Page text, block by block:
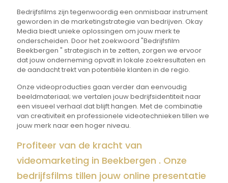
Bedrijfsfilms zijn tegenwoordig een onmisbaar instrument
geworden in de marketingstrategie van bedrijven. Okay
Media biedt unieke oplossingen om jouw merk te
onderscheiden. Door het zoekwoord "Bedrijfsfilm
Beekbergen " strategisch in te zetten, zorgen we ervoor
dat jouw onderneming opvalt in lokale zoekresultaten en
de aandacht trekt van potentiële klanten in de regio.
Onze videoproducties gaan verder dan eenvoudig
beeldmateriaal; we vertalen jouw bedrijfsidentiteit naar
een visueel verhaal dat blijft hangen. Met de combinatie
van creativiteit en professionele videotechnieken tillen we
jouw merk naar een hoger niveau.
Profiteer van de kracht van
videomarketing in Beekbergen . Onze
bedrijfsfilms tillen jouw online presentatie